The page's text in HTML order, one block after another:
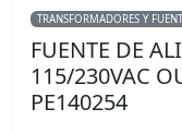
TRANSFORMADORES Y
FUENTE DE
115/230VAC
PE140254